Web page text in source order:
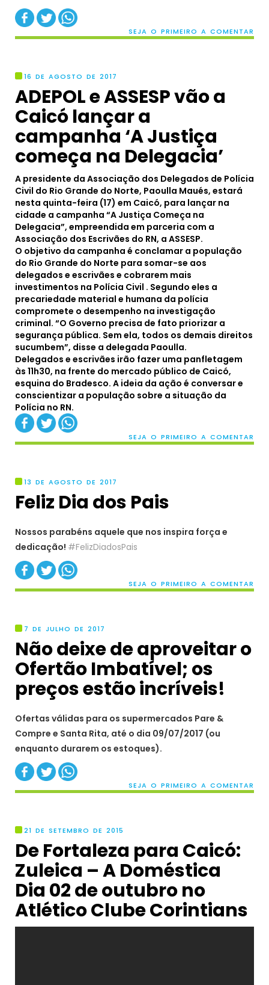
SEJA O PRIMEIRO A COMENTAR
16 DE AGOSTO DE 2017
ADEPOL e ASSESP vão a
Caicó lançar a
campanha ‘A Justiça
começa na Delegacia’
A presidente da Associação dos Delegados de Polícia
Civil do Rio Grande do Norte, Paoulla Maués, estará
nesta quinta-feira (17) em Caicó, para lançar na
cidade a campanha “A Justiça Começa na
Delegacia”, empreendida em parceria com a
Associação dos Escrivães do RN, a ASSESP.
O objetivo da campanha é conclamar a população
do Rio Grande do Norte para somar-se aos
delegados e escrivães e cobrarem mais
investimentos na Polícia Civil . Segundo eles a
precariedade material e humana da polícia
compromete o desempenho na investigação
criminal. “O Governo precisa de fato priorizar a
segurança pública. Sem ela, todos os demais direitos
sucumbem”, disse a delegada Paoulla.
Delegados e escrivães irão fazer uma panfletagem
às 11h30, na frente do mercado público de Caicó,
esquina do Bradesco. A ideia da ação é conversar e
conscientizar a população sobre a situação da
Polícia no RN.
SEJA O PRIMEIRO A COMENTAR
13 DE AGOSTO DE 2017
Feliz Dia dos Pais
Nossos parabéns aquele que nos inspira força e
dedicação! #FelizDiadosPais
SEJA O PRIMEIRO A COMENTAR
7 DE JULHO DE 2017
Não deixe de aproveitar o
Ofertão Imbatível; os
preços estão incríveis!
Ofertas válidas para os supermercados Pare &
Compre e Santa Rita, até o dia 09/07/2017 (ou
enquanto durarem os estoques).
SEJA O PRIMEIRO A COMENTAR
21 DE SETEMBRO DE 2015
De Fortaleza para Caicó:
Zuleica – A Doméstica
Dia 02 de outubro no
Atlético Clube Corintians